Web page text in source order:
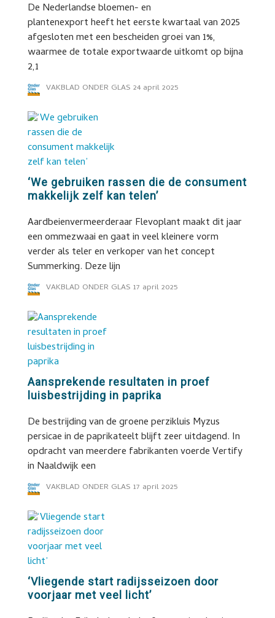
De Nederlandse bloemen- en
plantenexport heeft het eerste kwartaal van 2025
afgesloten met een bescheiden groei van 1%,
waarmee de totale exportwaarde uitkomt op bijna
2,1
VAKBLAD ONDER GLAS 24 april 2025
‘We gebruiken rassen die de consument
makkelijk zelf kan telen’
Aardbeienvermeerderaar Flevoplant maakt dit jaar
een ommezwaai en gaat in veel kleinere vorm
verder als teler en verkoper van het concept
Summerking. Deze lijn
VAKBLAD ONDER GLAS 17 april 2025
Aansprekende resultaten in proef
luisbestrijding in paprika
De bestrijding van de groene perzikluis Myzus
persicae in de paprikateelt blijft zeer uitdagend. In
opdracht van meerdere fabrikanten voerde Vertify
in Naaldwijk een
VAKBLAD ONDER GLAS 17 april 2025
‘Vliegende start radijsseizoen door
voorjaar met veel licht’